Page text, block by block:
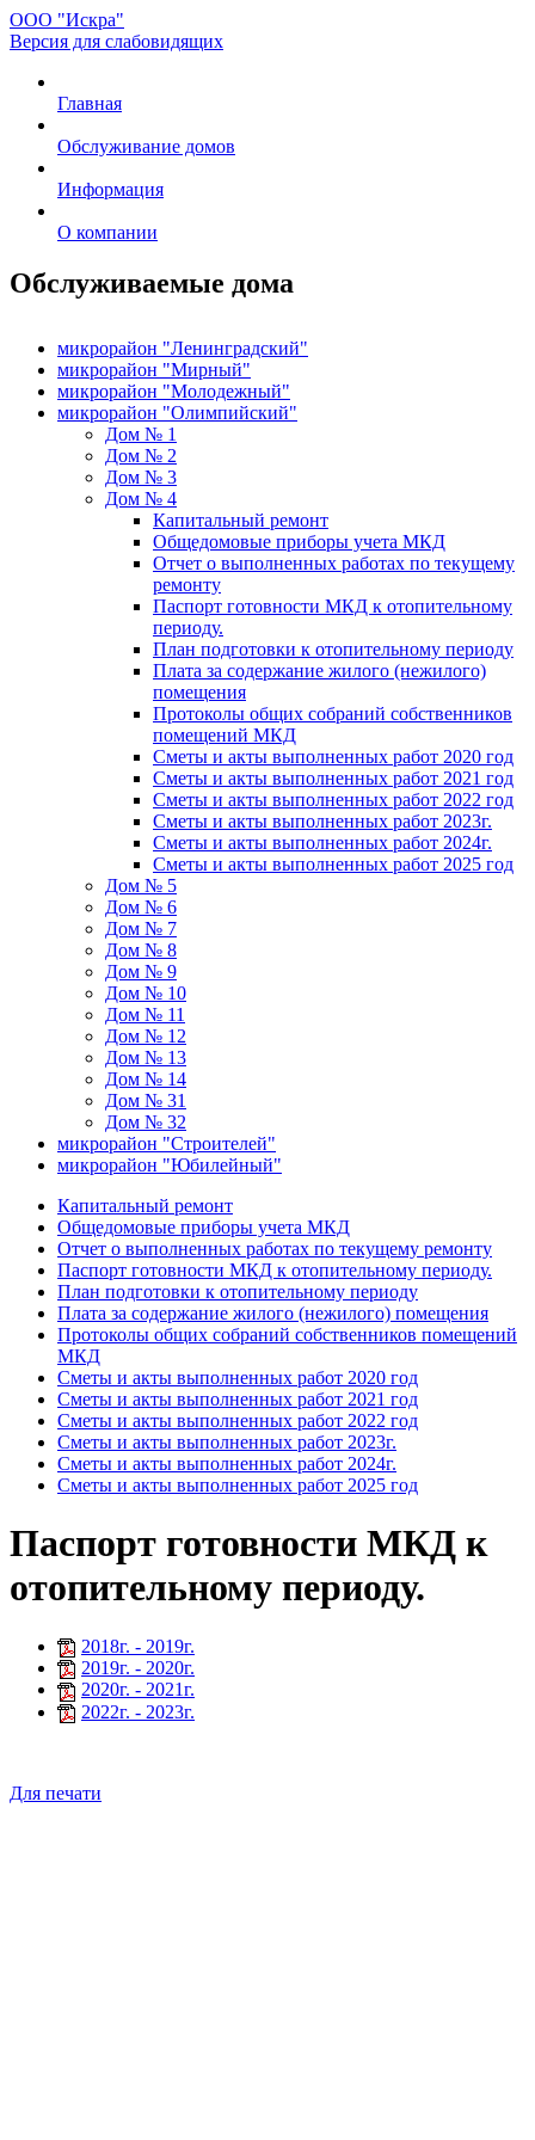
ООО "Искра"
Версия для слабовидящих
Главная
Обслуживание домов
Информация
О компании
Обслуживаемые дома
микрорайон "Ленинградский"
микрорайон "Мирный"
микрорайон "Молодежный"
микрорайон "Олимпийский"
Дом № 1
Дом № 2
Дом № 3
Дом № 4
Капитальный ремонт
Общедомовые приборы учета МКД
Отчет о выполненных работах по текущему
ремонту
Паспорт готовности МКД к отопительному
периоду.
План подготовки к отопительному периоду
Плата за содержание жилого (нежилого)
помещения
Протоколы общих собраний собственников
помещений МКД
Сметы и акты выполненных работ 2020 год
Сметы и акты выполненных работ 2021 год
Сметы и акты выполненных работ 2022 год
Сметы и акты выполненных работ 2023г.
Сметы и акты выполненных работ 2024г.
Сметы и акты выполненных работ 2025 год
Дом № 5
Дом № 6
Дом № 7
Дом № 8
Дом № 9
Дом № 10
Дом № 11
Дом № 12
Дом № 13
Дом № 14
Дом № 31
Дом № 32
микрорайон "Строителей"
микрорайон "Юбилейный"
Капитальный ремонт
Общедомовые приборы учета МКД
Отчет о выполненных работах по текущему ремонту
Паспорт готовности МКД к отопительному периоду.
План подготовки к отопительному периоду
Плата за содержание жилого (нежилого) помещения
Протоколы общих собраний собственников помещений
МКД
Сметы и акты выполненных работ 2020 год
Сметы и акты выполненных работ 2021 год
Сметы и акты выполненных работ 2022 год
Сметы и акты выполненных работ 2023г.
Сметы и акты выполненных работ 2024г.
Сметы и акты выполненных работ 2025 год
Паспорт готовности МКД к
отопительному периоду.
2018г. - 2019г.
2019г. - 2020г.
2020г. - 2021г.
2022г. - 2023г.
Для печати